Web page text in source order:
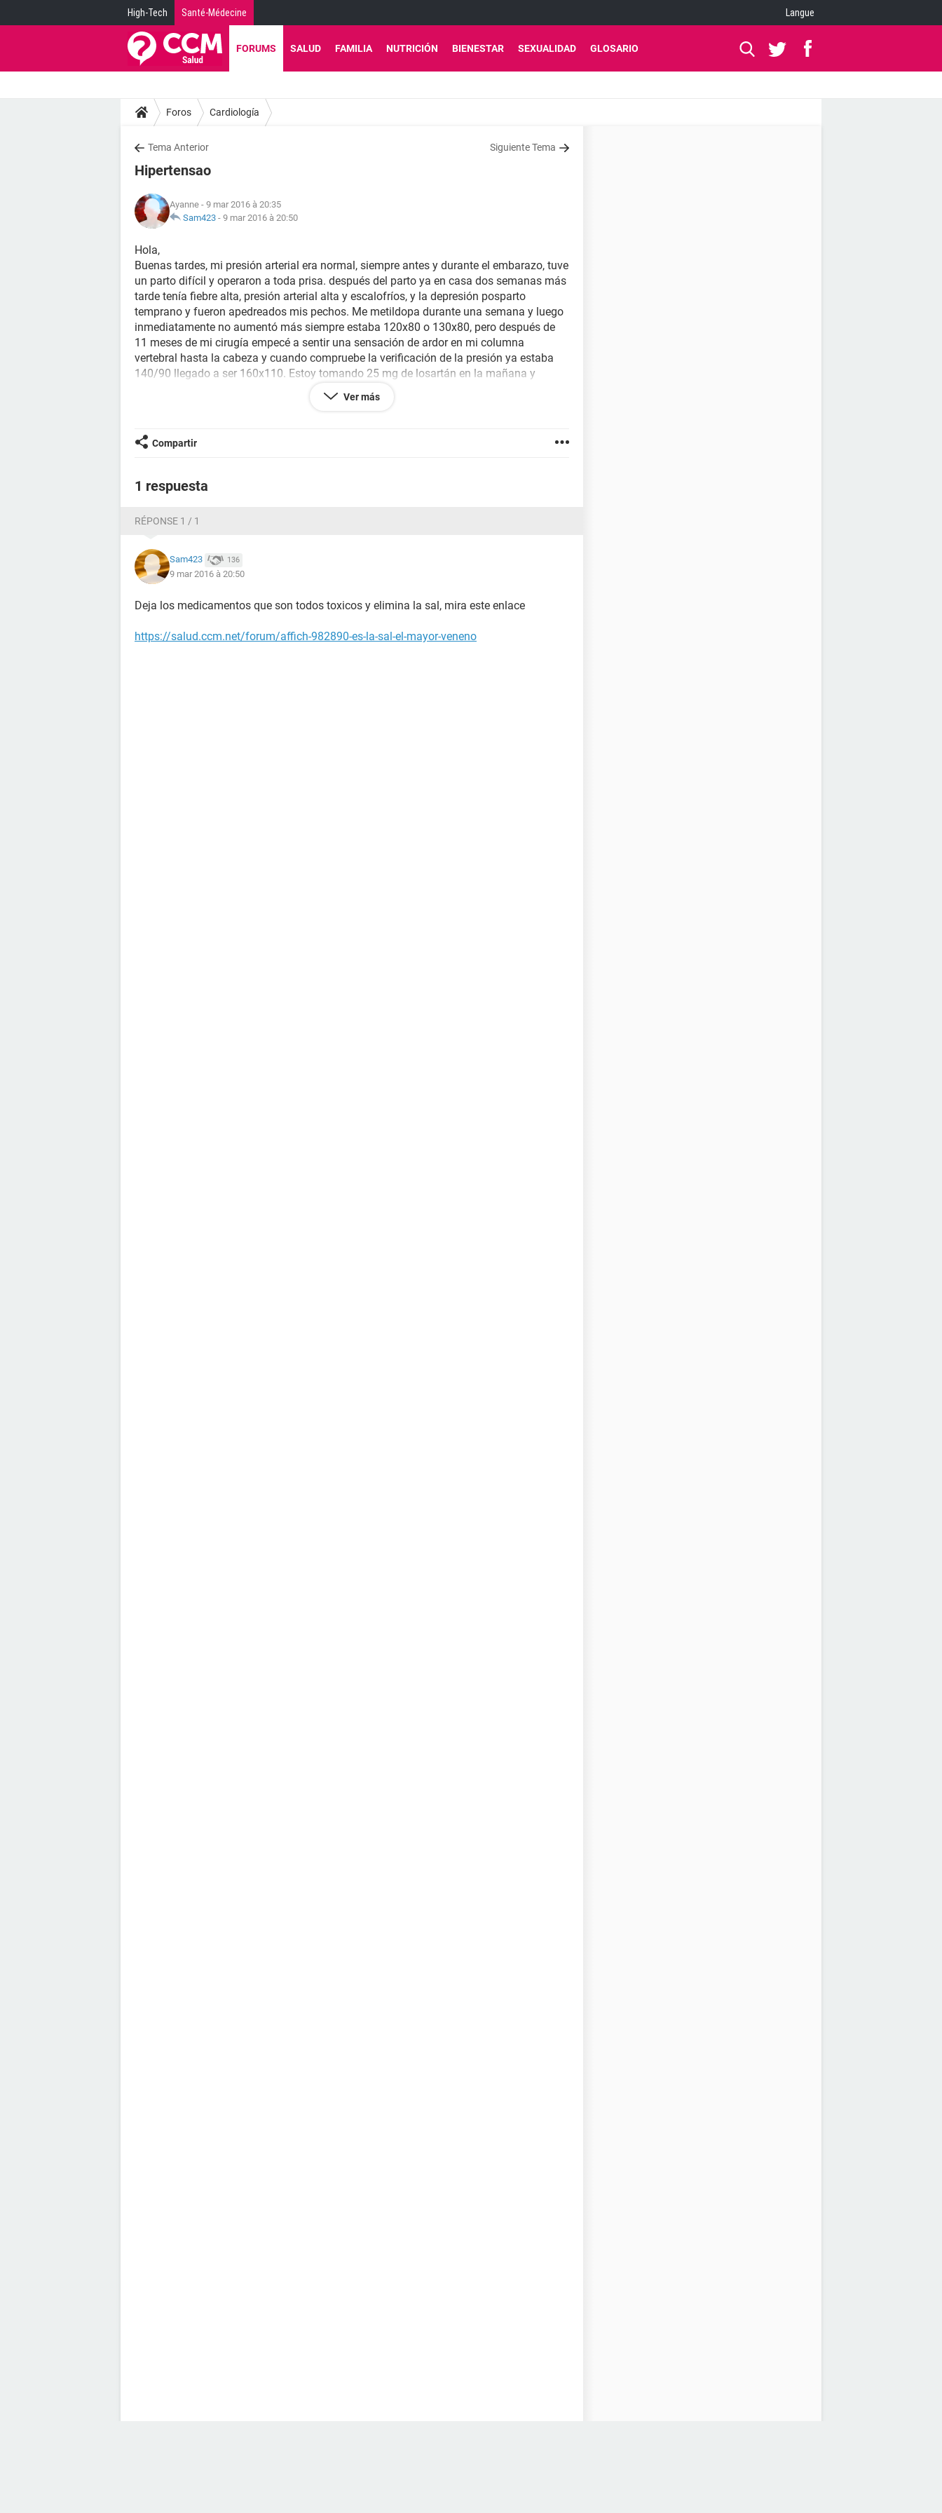
High-Tech Santé-Médecine Langue
FORUMS SALUD FAMILIA NUTRICIÓN BIENESTAR SEXUALIDAD GLOSARIO
Foros Cardiología
Tema Anterior Siguiente Tema
Hipertensao
Ayanne - 9 mar 2016 à 20:35
Sam423 - 9 mar 2016 à 20:50
Hola,
Buenas tardes, mi presión arterial era normal, siempre antes y durante el embarazo, tuve
un parto difícil y operaron a toda prisa. después del parto ya en casa dos semanas más
tarde tenía fiebre alta, presión arterial alta y escalofríos, y la depresión posparto
temprano y fueron apedreados mis pechos. Me metildopa durante una semana y luego
inmediatamente no aumentó más siempre estaba 120x80 o 130x80, pero después de
11 meses de mi cirugía empecé a sentir una sensación de ardor en mi columna
vertebral hasta la cabeza y cuando compruebe la verificación de la presión ya estaba
140/90 llegado a ser 160x110. Estoy tomando 25 mg de losartán en la mañana y
eleva incluso de tomar la medicación por la mañana. Me pregunto si fue a causa de
(miedo a la muerte) cuando me encuentro en situación de riesgo que hay que mejora
todo. He hecho la ecografía de los riñones, los análisis de sangre y un electro y nada
Ver más
Compartir
1 respuesta
RÉPONSE 1 / 1
Sam423 136
9 mar 2016 à 20:50
Deja los medicamentos que son todos toxicos y elimina la sal, mira este enlace
https://salud.ccm.net/forum/affich-982890-es-la-sal-el-mayor-veneno